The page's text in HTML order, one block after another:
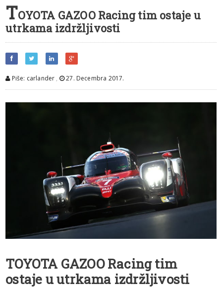
TOYOTA GAZOO Racing tim ostaje u
utrkama izdržljivosti
Piše: carlander , 27. Decembra 2017.
TOYOTA GAZOO Racing tim
ostaje u utrkama izdržljivosti